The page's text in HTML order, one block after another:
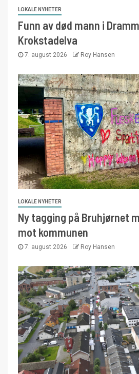
LOKALE NYHETER
Funn av død mann i
Krokstadelva
7. august 2026 Roy Hansen
LOKALE NYHETER
Ny tagging på Bruhjørnet
mot kommunen
7. august 2026 Roy Hansen